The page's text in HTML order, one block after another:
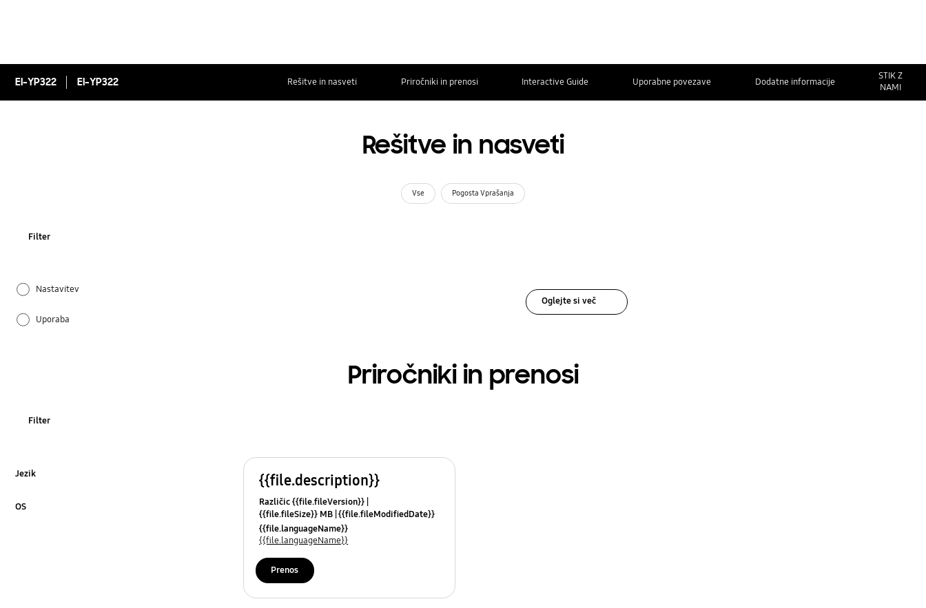
EI-YP322 EI-YP322 Rešitve in nasveti Priročniki in prenosi Interactive Guide Uporabne povezave Dodatne informacije
STIK Z
NAMI
Rešitve in nasveti
Vse Pogosta Vprašanja
Filter
Nastavitev
Uporaba
Oglejte si več
Priročniki in prenosi
Filter
Jezik
OS
{{file.description}}
Različic {{file.fileVersion}}
{{file.fileSize}} MB {{file.fileModifiedDate}}
{{file.osNames}}
{{file.languageName}}
{{file.languageName}}
Prenos